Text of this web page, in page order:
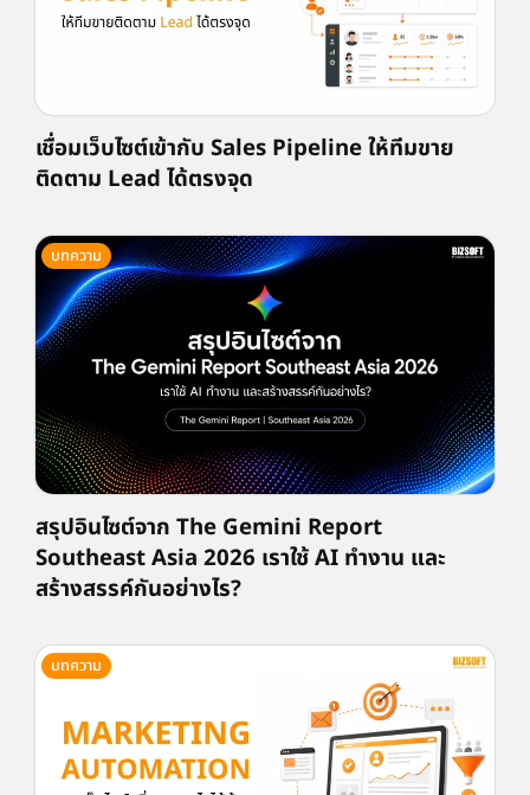
เชื่อมเว็บไซต์เข้ากับ Sales Pipeline ให้ทีมขาย
ติดตาม Lead ได้ตรงจุด
บทความ
สรุปอินไซต์จาก The Gemini Report
Southeast Asia 2026 เราใช้ AI ทำงาน และ
สร้างสรรค์กันอย่างไร?
บทความ